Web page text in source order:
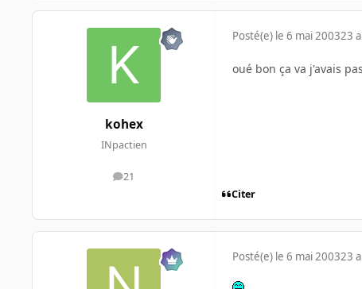
kohex
INpactien
21
messages
Posté(e) le 6 mai 200323 a
oué bon ça va j'avais
Citer
Posté(e) le 6 mai 200323 a